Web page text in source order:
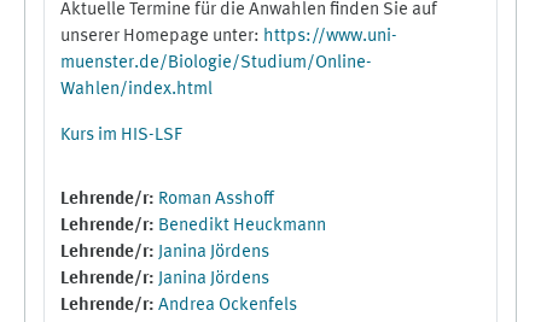
Aktuelle Termine für die Anwahlen finden Sie auf
unserer Homepage unter: https://www.uni-
muenster.de/Biologie/Studium/Online-
Wahlen/index.html
Kurs im HIS-LSF
Lehrende/r: Roman Asshoff
Lehrende/r: Benedikt Heuckmann
Lehrende/r: Janina Jördens
Lehrende/r: Janina Jördens
Lehrende/r: Andrea Ockenfels